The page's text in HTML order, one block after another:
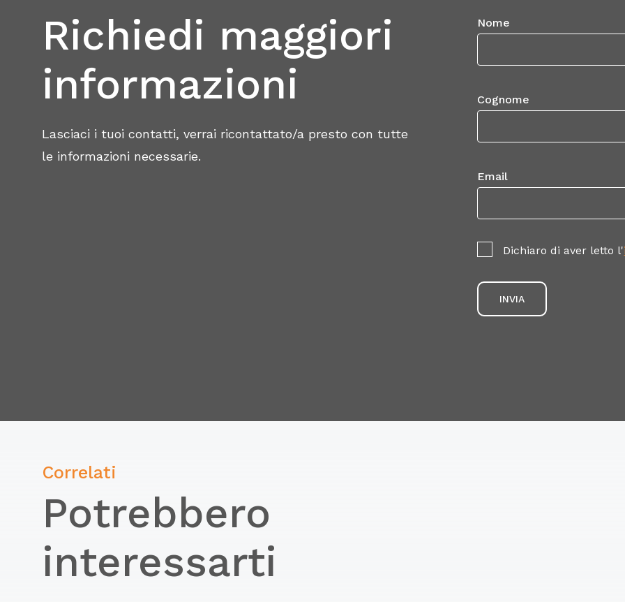
Richiedi maggiori
informazioni
Lasciaci i tuoi contatti, verrai ricontattato/a presto con tutte
le informazioni necessarie.
Nome
Cognome
Email
Dichiaro di aver letto l'
Correlati
Potrebbero
interessarti